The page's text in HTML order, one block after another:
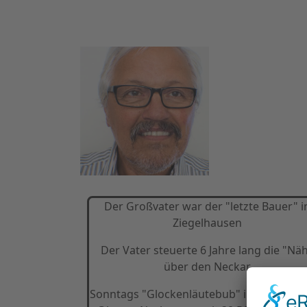
Der Großvater war der "letzte Bauer"
Ziegelhausen
Der Vater steuerte 6 Jahre lang die
über den Neckar
Sonntags "Glockenläutebub" in der Kirche